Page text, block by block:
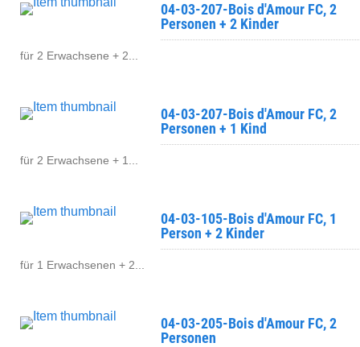
04-03-207-Bois d'Amour FC, 2
Personen + 2 Kinder
für 2 Erwachsene + 2...
04-03-207-Bois d'Amour FC, 2
Personen + 1 Kind
für 2 Erwachsene + 1...
04-03-105-Bois d'Amour FC, 1
Person + 2 Kinder
für 1 Erwachsenen + 2...
04-03-205-Bois d'Amour FC, 2
Personen